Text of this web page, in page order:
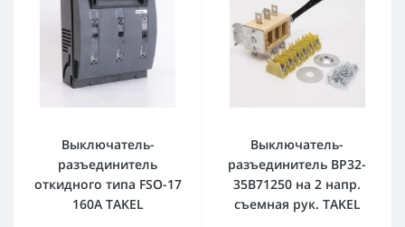
Выключатель-
разъединитель
откидного типа FSO-17
160A TAKEL
Выключатель-
разъединитель ВР32-
35B71250 на 2 напр.
съемная рук. TAKEL